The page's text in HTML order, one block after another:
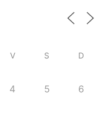
V S D
4 5 6